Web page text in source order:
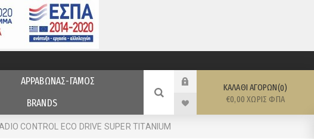
ΑΡΡΑΒΩΝΑΣ-ΓΑΜΟΣ
BRANDS
ΚΑΛΆΘΙ ΑΓΟΡΏΝ 0
€0,00 ΧΩΡΊΣ ΦΠΑ
CONTROL ECO DRIVE SUPER TITANIUM